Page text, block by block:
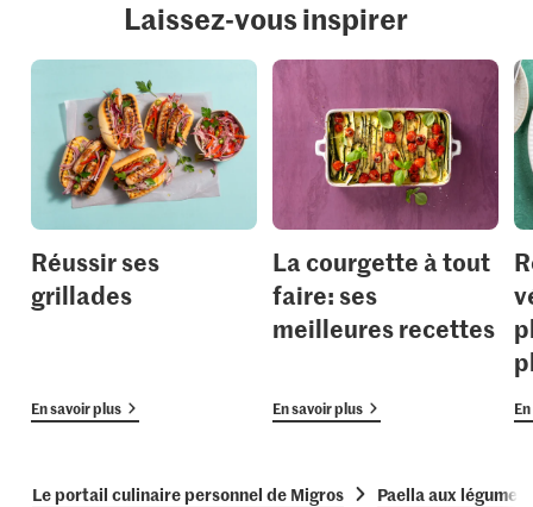
Laissez-vous inspirer
Réussir ses
grillades
En savoir plus
La courgette à tout
faire: ses
meilleures recettes
En savoir plus
Le portail culinaire personnel de Migros Paella aux